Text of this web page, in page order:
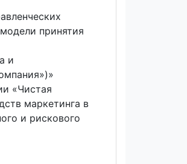
принятия
и
«Чистая
маркетинга в
и рискового